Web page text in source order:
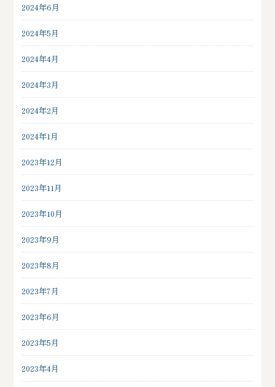
2024年6月
2024年5月
2024年4月
2024年3月
2024年2月
2024年1月
2023年12月
2023年11月
2023年10月
2023年9月
2023年8月
2023年7月
2023年6月
2023年5月
2023年4月